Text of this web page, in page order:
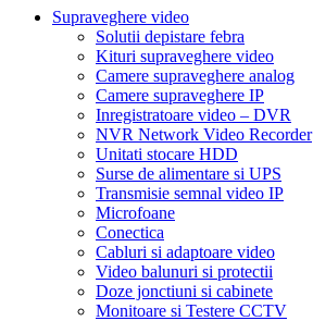
Supraveghere video
Solutii depistare febra
Kituri supraveghere video
Camere supraveghere analog
Camere supraveghere IP
Inregistratoare video – DVR
NVR Network Video Recorder
Unitati stocare HDD
Surse de alimentare si UPS
Transmisie semnal video IP
Microfoane
Conectica
Cabluri si adaptoare video
Video balunuri si protectii
Doze jonctiuni si cabinete
Monitoare si Testere CCTV